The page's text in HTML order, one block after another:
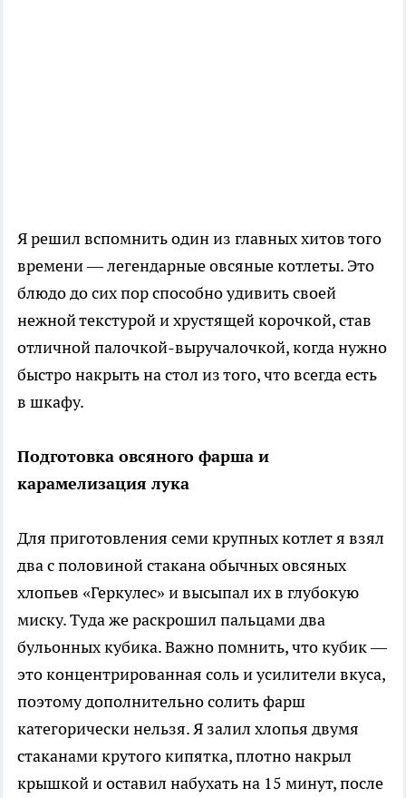
Я решил вспомнить один из главных хитов того
времени — легендарные овсяные котлеты. Это
блюдо до сих пор способно удивить своей
нежной текстурой и хрустящей корочкой, став
отличной палочкой-выручалочкой, когда нужно
быстро накрыть на стол из того, что всегда есть
в шкафу.
Подготовка овсяного фарша и
карамелизация лука
Для приготовления семи крупных котлет я взял
два с половиной стакана обычных овсяных
хлопьев «Геркулес» и высыпал их в глубокую
миску. Туда же раскрошил пальцами два
бульонных кубика. Важно помнить, что кубик —
это концентрированная соль и усилители вкуса,
поэтому дополнительно солить фарш
категорически нельзя. Я залил хлопья двумя
стаканами крутого кипятка, плотно накрыл
крышкой и оставил набухать на 15 минут, после